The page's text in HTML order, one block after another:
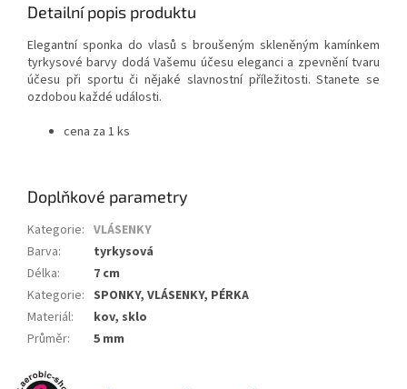
Detailní popis produktu
Elegantní sponka do vlasů s broušeným skleněným kamínkem
tyrkysové barvy dodá Vašemu účesu eleganci a zpevnění tvaru
účesu při sportu či nějaké slavnostní příležitosti. Stanete se
ozdobou každé události.
cena za 1 ks
Doplňkové parametry
Kategorie: VLÁSENKY
Barva:
tyrkysová
Délka:
7 cm
Kategorie: SPONKY, VLÁSENKY, PÉRKA
Materiál:
kov, sklo
Průměr: 5 mm